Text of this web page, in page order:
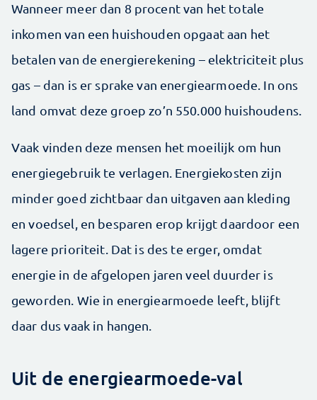
Wanneer meer dan 8 procent van het totale
inkomen van een huishouden opgaat aan het
betalen van de energierekening – elektriciteit plus
gas – dan is er sprake van energiearmoede. In ons
land omvat deze groep zo’n 550.000 huishoudens.
Vaak vinden deze mensen het moeilijk om hun
energiegebruik te verlagen. Energiekosten zijn
minder goed zichtbaar dan uitgaven aan kleding
en voedsel, en besparen erop krijgt daardoor een
lagere prioriteit. Dat is des te erger, omdat
energie in de afgelopen jaren veel duurder is
geworden. Wie in energiearmoede leeft, blijft
daar dus vaak in hangen.
Uit de energiearmoede-val